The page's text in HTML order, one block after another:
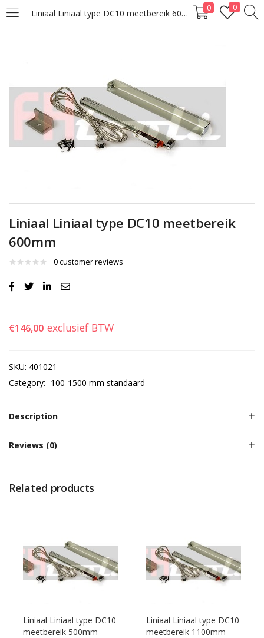
Liniaal Liniaal type DC10 meetbereik 600mm 0 0
LOGIN
Remember me Lost password?
Liniaal Liniaal type DC10 meetbereik
600mm
0customer reviews
€146,00 exclusief BTW
SKU: 401021
Category: 100-1500 mm standaard
Description
Reviews (0)
Related products
Liniaal Liniaal type DC10
meetbereik 500mm
Liniaal Liniaal type DC10
meetbereik 1100mm